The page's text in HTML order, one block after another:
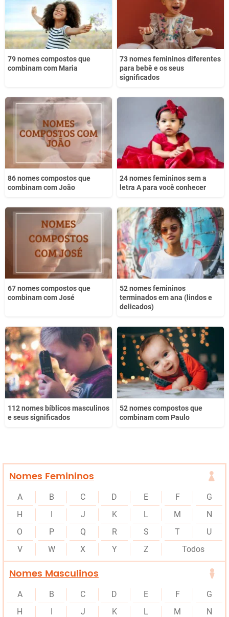
79 nomes compostos que
combinam com Maria
73 nomes femininos diferentes
para bebê e os seus
significados
86 nomes compostos que
combinam com João
24 nomes femininos sem a
letra A para você conhecer
67 nomes compostos que
combinam com José
52 nomes femininos
terminados em ana (lindos e
delicados)
112 nomes bíblicos masculinos
e seus significados
52 nomes compostos que
combinam com Paulo
Nomes Femininos
A B C D E F
G
H
I J K L M
N
O
P Q R S T
U
V
W X Y Z Todos
Nomes Masculinos
A B C D E F
G
H
I J K L M
N